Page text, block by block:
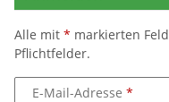
Alle mit * markierten
Pflichtfelder.
E-Mail-Adresse